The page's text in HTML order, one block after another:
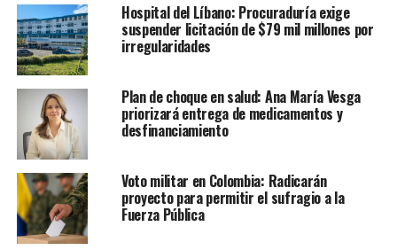
Hospital del Líbano: Procuraduría exige
suspender licitación de $79 mil millones por
irregularidades
Plan de choque en salud: Ana María Vesga
priorizará entrega de medicamentos y
desfinanciamiento
Voto militar en Colombia: Radicarán
proyecto para permitir el sufragio a la
Fuerza Pública